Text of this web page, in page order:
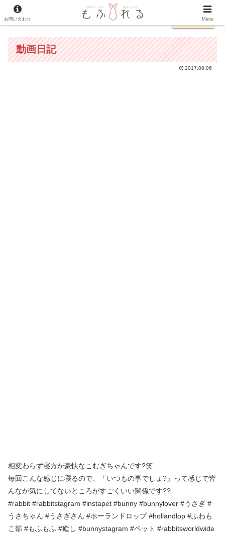
日本語
動画日記
2017.08.06
相変わらず寝方が豪快なこむぎちゃんです?笑
毎回こんな感じに寝るので、「いつもの事でしょ?」って感じで皆
んなが気にしてないところがすごくいい関係です??
#rabbit #rabbitstagram #instapet #bunny #bunnylover #うさぎ #
うさちゃん #うさぎさん #ホーランドロップ #hollandlop #ふわも
こ部 #もふもふ #癒し #bunnystagram #ペット #rabbitsworldwide
お問い合わせ Menu